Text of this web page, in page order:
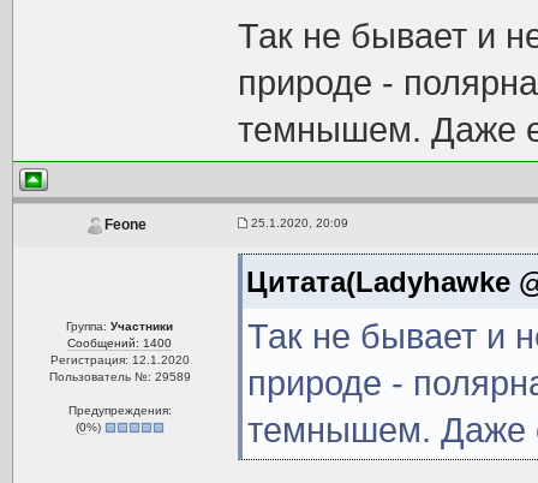
Так не бывает и
природе -
темнышем. Даже
Feone 25.1.2020, 20:09
Группа:Участники
Сообщений: 1400
Регистрация: 12.1.2020
Пользователь №: 29589
Предупреждения:
(0%)
Цитата(Ladyhawke
Так не бывает и
природе -
темнышем. Даже